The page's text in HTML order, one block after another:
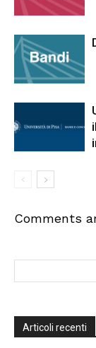
Comments
Articoli recenti